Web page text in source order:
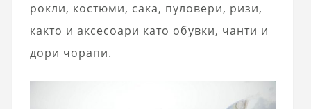
рокли, костюми, сака, пуловери, ризи,
както и аксесоари като обувки, чанти и
дори чорапи.